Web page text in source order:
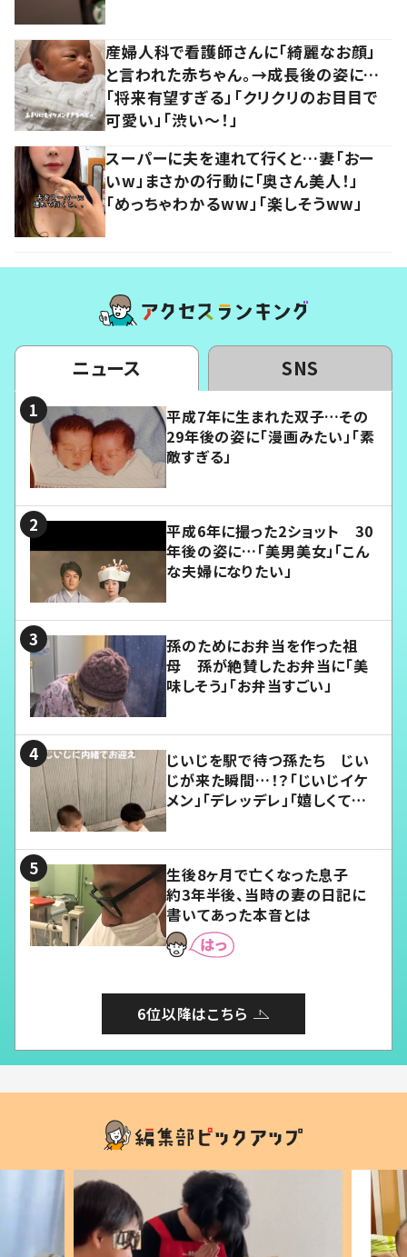
産婦人科で看護師さんに「綺麗なお顔」
と言われた赤ちゃん。→成長後の姿に…
「将来有望すぎる」「クリクリのお目目で
可愛い」「渋い～！」
スーパーに夫を連れて行くと…妻「おー
いw」まさかの行動に「奥さん美人！」
「めっちゃわかるww」「楽しそうww」
ニュース SNS
平成7年に生まれた双子…その
29年後の姿に「漫画みたい」「素
敵すぎる」
平成6年に撮った2ショット 30
年後の姿に…「美男美女」「こん
な夫婦になりたい」
孫のためにお弁当を作った祖
母 孫が絶賛したお弁当に「美
味しそう」「お弁当すごい」
じいじを駅で待つ孫たち じい
じが来た瞬間…！？「じいじイケ
メン」「デレッデレ」「嬉しくて可
生後8ヶ月で亡くなった息子
約3年半後、当時の妻の日記に
書いてあった本音とは
6位以降はこちら